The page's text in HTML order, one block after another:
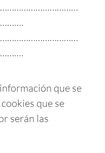
que se
que se
serán las